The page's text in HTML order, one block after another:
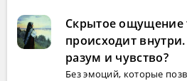
Скрытое ощущение
происходит внутри.
разум и чувство?
Без эмоций, которые